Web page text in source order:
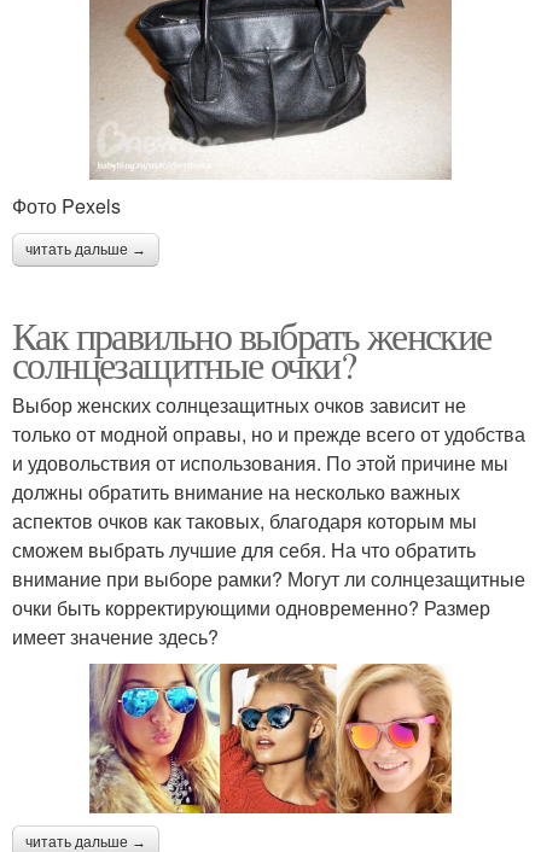
Фото Pexels
читать дальше →
Как правильно выбрать женские
солнцезащитные очки?
Выбор женских солнцезащитных очков зависит не
только от модной оправы, но и прежде всего от удобства
и удовольствия от использования. По этой причине мы
должны обратить внимание на несколько важных
аспектов очков как таковых, благодаря которым мы
сможем выбрать лучшие для себя. На что обратить
внимание при выборе рамки? Могут ли солнцезащитные
очки быть корректирующими одновременно? Размер
имеет значение здесь?
читать дальше →